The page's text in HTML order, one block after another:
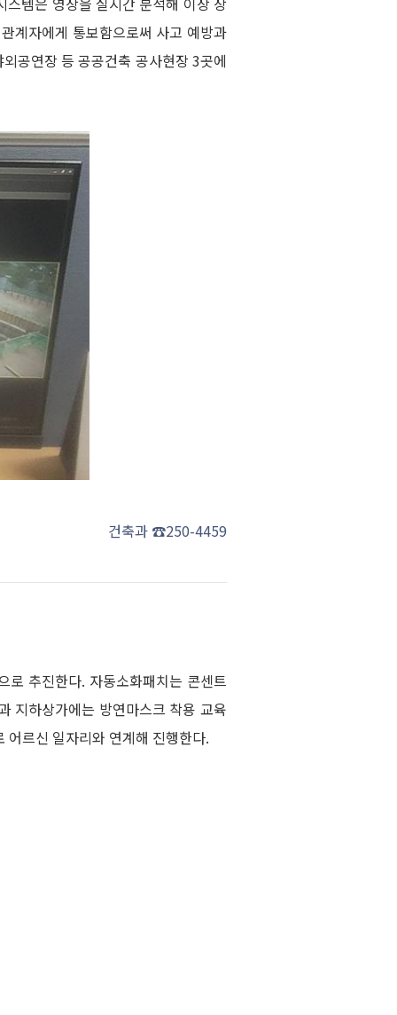
계자에게 통보함으로써 사고 예방과
공연장 등 공공건축 공사현장 3곳에
건축과 ☎250-4459
로 추진한다. 자동소화패치는 콘센트
지하상가에는 방연마스크 착용 교육
르신 일자리와 연계해 진행한다.